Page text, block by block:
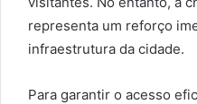
representa um reforço
infraestrutura da cidade.
Para garantir o acesso